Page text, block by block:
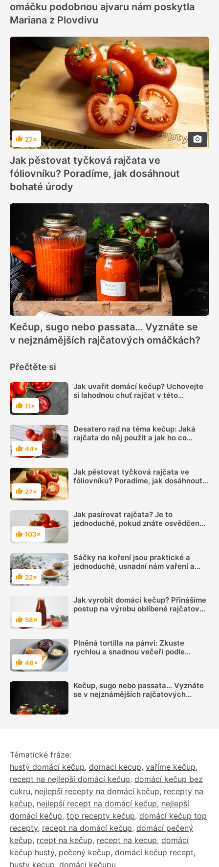
omáčku podobnou ajvaru nám poskytla
Mariana z Plovdivu
Hodnocení
27×
Jak pěstovat tyčková rajčata ve
fóliovníku? Poradíme, jak dosáhnout
bohaté úrody
Kečup, sugo nebo passata… Vyznáte se
v nejznámějších rajčatových omáčkách?
Přečtěte si
Hodnocení
11×
Jak uvařit domácí kečup? Uchovejte
si lahodnou chuť rajčat v této
Hodnocení
44×
Desatero rad na téma kečup: Jaká
rajčata do něj použít a jak ho co
Hodnocení
27×
Jak pěstovat tyčková rajčata ve
fóliovníku? Poradíme, jak dosáhnout
Hodnocení
103×
Jak pasírovat rajčata? Je to
jednoduché, pokud znáte osvědčený
Hodnocení
22×
Sáčky na koření jsou praktické a
jednoduché, usnadní nám vaření a
Hodnocení
58×
Jak vyrobit domácí kečup? Přinášíme
postup na výrobu oblíbené rajčatové
Hodnocení
46×
Plněná tortilla na pánvi: Zkuste
rychlou a snadnou večeři podle
Kečup, sugo nebo passata… Vyznáte
se v nejznámějších rajčatových
Tématické fráze:
hustý domácí kečup, domaci kecup, vaříme kečup,
recept na nejlepší domácí kečup, domácí kečup bez
cukru, nejlepší recepty na domácí kečup, recepty na
kečup, nejlepší recept na domácí kečup, nejlepší
domácí kečup, top recepty kečup, domácí kečup top
recepty, recept na domácí kečup, domácí pečený
kečup, rcept na kečup, recept na kecup, domácí
kečup hustý, pečený kečup, domácí kečup recept,
husty kecup, domáci kečupu